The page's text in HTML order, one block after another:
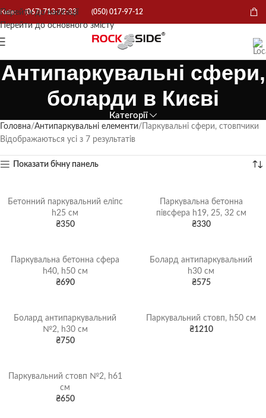
Перейти до навігації
Перейти до основного змісту
Київ: (067) 713-72-33 (050) 017-97-12
Антипаркувальні сфери,
боларди в Києві
Категорії
Головна Антипаркувальні елементи
Паркувальні сфери, стовпчики
Відображаються усі з 7 результатів
Показати бічну панель
Бетонний паркувальний еліпс
h25 см
₴350
Паркувальна бетонна
півсфера h19, 25, 32 см
₴330
Паркувальна бетонна сфера
h40, h50 см
₴690
Болард антипаркувальний
h30 см
₴575
Болард антипаркувальний
№2, h30 см
₴750
Паркувальний стовп, h50 см
₴1210
Паркувальний стовп №2, h61
см
₴650